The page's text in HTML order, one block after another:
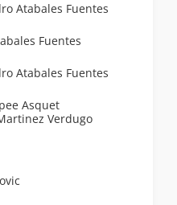
Atabales Fuentes
Fuentes
Atabales Fuentes
Asquet
Daniel Martinez Verdugo